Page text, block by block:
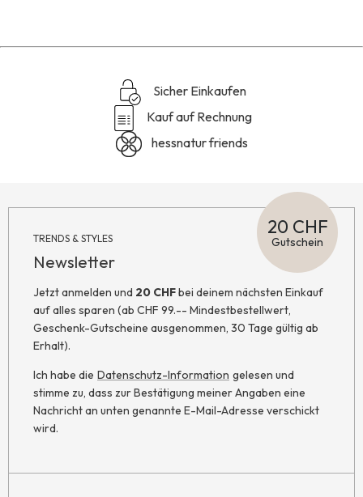
Sicher Einkaufen
Kauf auf Rechnung
hessnatur friends
TRENDS & STYLES
Newsletter
20 CHF
Gutschein
Jetzt anmelden und 20 CHFbei deinem nächsten Einkauf
auf alles sparen (ab CHF 99.-- Mindestbestellwert,
Geschenk-Gutscheine ausgenommen, 30 Tage gültig ab
Erhalt).
Ich habe die Datenschutz-Information gelesen und
stimme zu, dass zur Bestätigung meiner Angaben eine
Nachricht an unten genannte E-Mail-Adresse verschickt
wird.